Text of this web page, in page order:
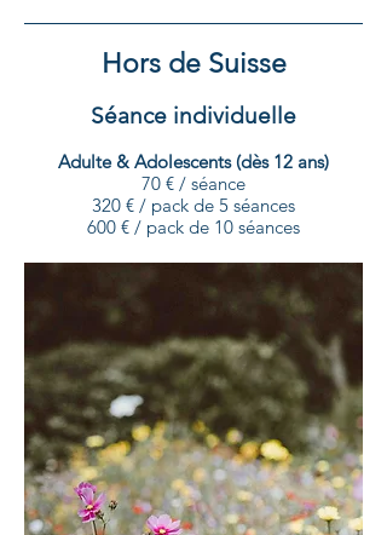
Hors de Suisse
Séance individuelle
Adulte & Adolescents (dès 12 ans)
70 € / séance
320 € / pack de 5 séances
600 € / pack de 10 séances